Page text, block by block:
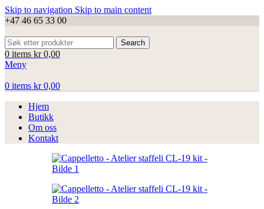
Skip to navigation Skip to main content
+47 46 65 33 00
Search
0 items kr0,00
Meny
0 items kr0,00
Hjem
Butikk
Om oss
Kontakt